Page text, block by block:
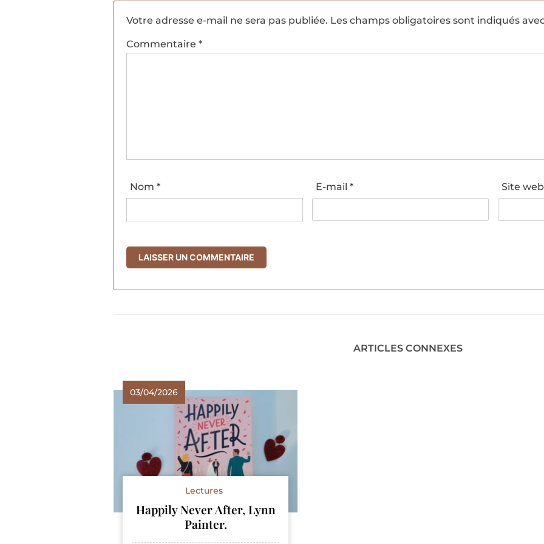
Votre adresse e-mail ne sera pas publiée. Les champs obligatoires sont indiqués
Commentaire *
Nom * E-mail* Site web
ARTICLES CONNEXES
03/04/2026
Lectures
Happily Never After, Lynn
Painter.